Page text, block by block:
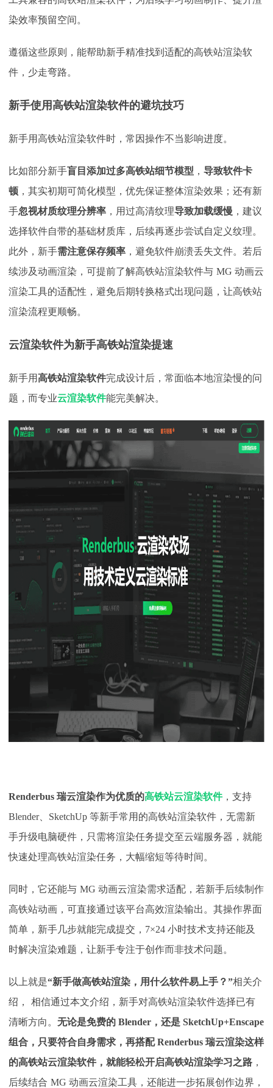
染效率预留空间。
遵循这些原则，能帮助新手精准找到适配的高铁站渲染软
件，少走弯路。
新手使用高铁站渲染软件的避坑技巧
新手用高铁站渲染软件时，常因操作不当影响进度。
比如部分新手盲目添加过多高铁站细节模型 ， 导致软件卡
顿 ，其实初期可简化模型，优先保证整体渲染效果；还有新
手忽视材质纹理分辨率 ，用过高清纹理导致加载缓慢 ，建议
选择软件自带的基础材质库，后续再逐步尝试自定义纹理。
此外，新手需注意保存频率 ，避免软件崩溃丢失文件。若后
续涉及动画渲染，可提前了解高铁站渲染软件与 MG 动画云
渲染工具的适配性，避免后期转换格式出现问题，让高铁站
渲染流程更顺畅。​
云渲染软件为新手高铁站渲染提速
新手用高铁站渲染软件完成设计后，常面临本地渲染慢的问
题，而专业云渲染软件能完美解决。
Renderbus 瑞云渲染作为优质的高铁站云渲染软件，支持
Blender、SketchUp 等新手常用的高铁站渲染软件，无需新
手升级电脑硬件，只需将渲染任务提交至云端服务器，就能
快速处理高铁站渲染任务，大幅缩短等待时间。
同时，它还能与 MG 动画云渲染需求适配，若新手后续制作
高铁站动画，可直接通过该平台高效渲染输出。其操作界面
简单，新手几步就能完成提交，7×24 小时技术支持还能及
时解决渲染难题，让新手专注于创作而非技术问题。​
以上就是“新手做高铁站渲染，用什么软件易上手？”相关介
绍，
相信通过本文介绍，新手对高铁站渲染软件选择已有
清晰方向。 无论是免费的 Blender，还是 SketchUp+Enscape
组合，只要符合自身需求，再搭配 Renderbus 瑞云渲染这样
的高铁站云渲染软件，就能轻松开启高铁站渲染学习之路 ，
后续结合 MG 动画云渲染工具，还能进一步拓展创作边界，